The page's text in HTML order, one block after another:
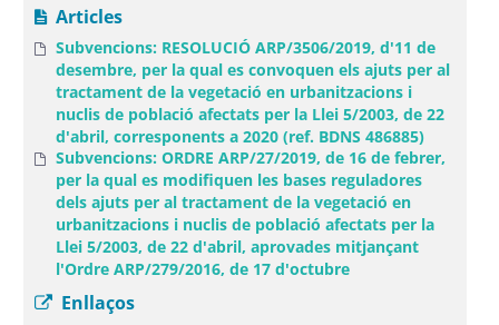
Articles
Subvencions: RESOLUCIÓ ARP/3506/2019, d'11 de
desembre, per la qual es convoquen els ajuts per al
tractament de la vegetació en urbanitzacions i
nuclis de població afectats per la Llei 5/2003, de 22
d'abril, corresponents a 2020 (ref. BDNS 486885)
Subvencions: ORDRE ARP/27/2019, de 16 de febrer,
per la qual es modifiquen les bases reguladores
dels ajuts per al tractament de la vegetació en
urbanitzacions i nuclis de població afectats per la
Llei 5/2003, de 22 d'abril, aprovades mitjançant
l'Ordre ARP/279/2016, de 17 d'octubre
Enllaços